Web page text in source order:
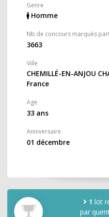
Genre
Homme
Nb de concours marqués
3663
Ville
CHEMILLÉ-EN-ANJOU
France
Age
33 ans
Anniversaire
01 décembre
1 lot
par